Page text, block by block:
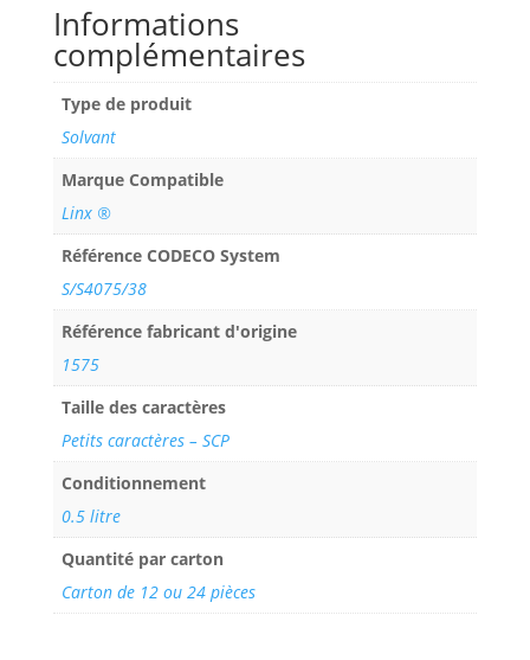
Informations
complémentaires
Type de produit
Solvant
Marque Compatible
Linx ®
Référence CODECO System
S/S4075/38
Référence fabricant d'origine
1575
Taille des caractères
Petits caractères – SCP
Conditionnement
0.5 litre
Quantité par carton
Carton de 12 ou 24 pièces